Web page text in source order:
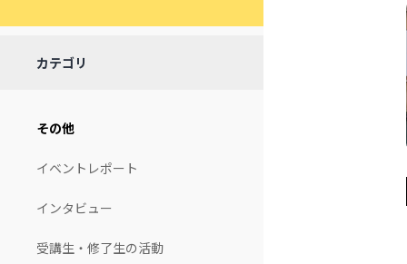
ッ
カテゴリ
その他
イベントレポート
インタビュー
受講生・修了生の活動